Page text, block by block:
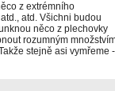
z extrémního
atd. Všichni budou
něco z plechovky
rozumným
stejně asi vymřeme -